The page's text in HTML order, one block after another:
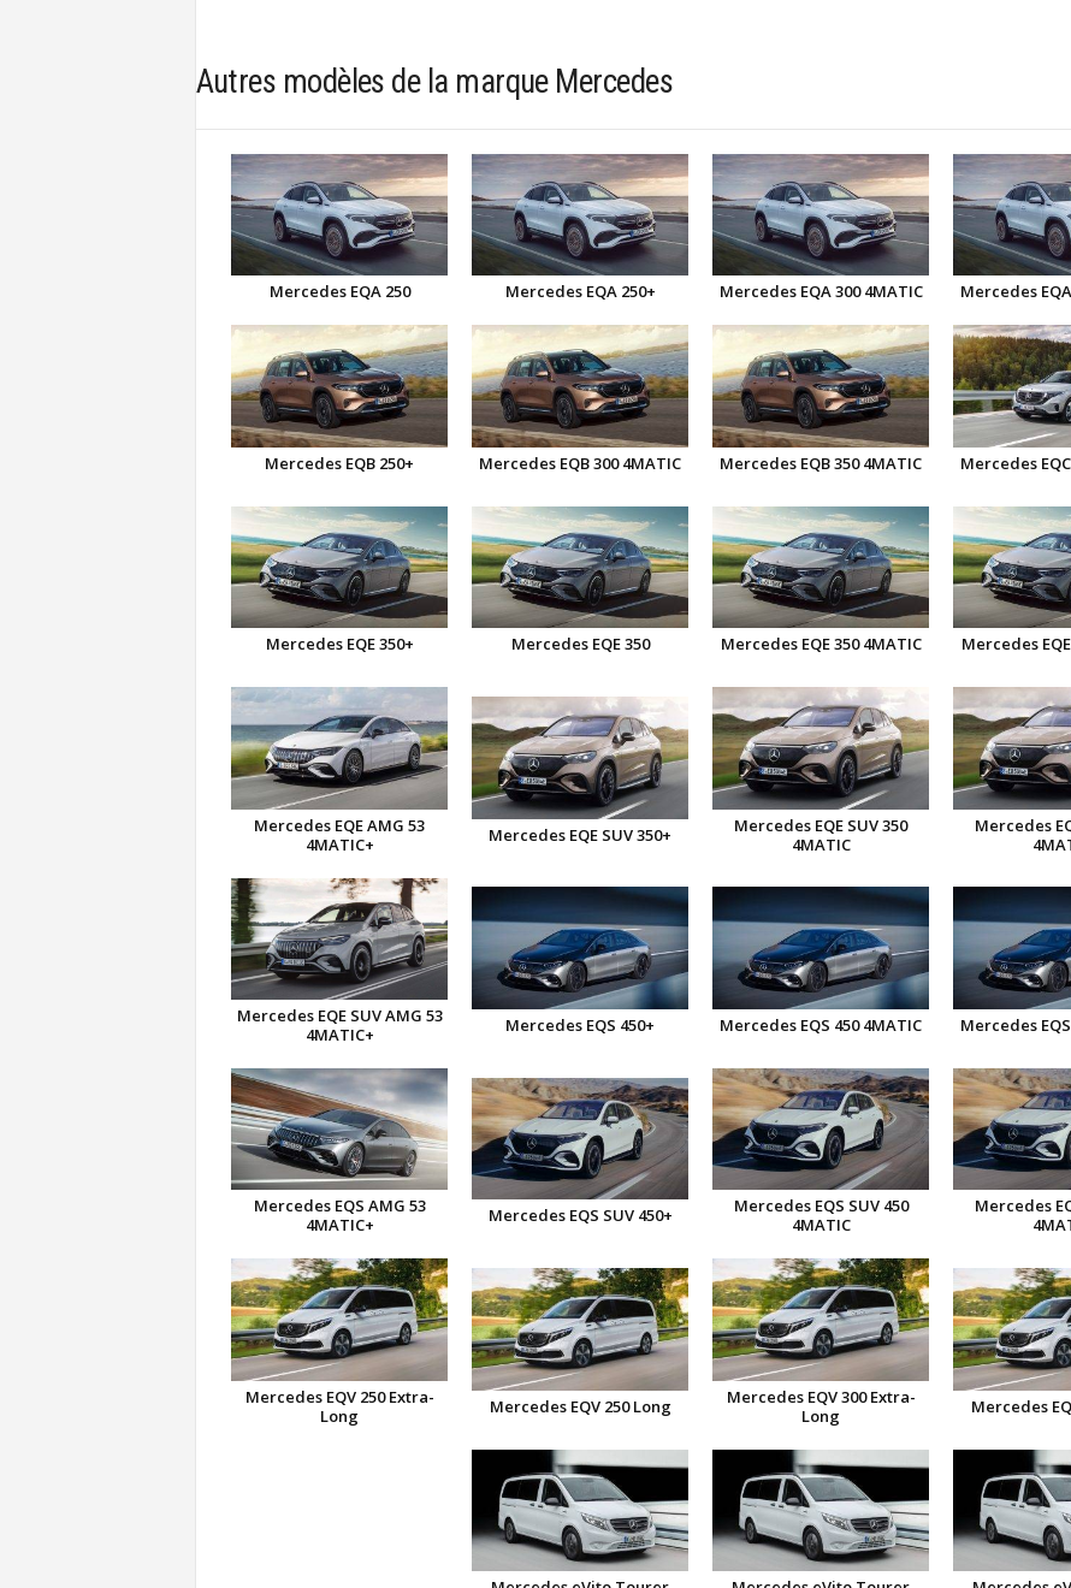
Autres modèles de la marque Mercedes
Mercedes EQA 250 Mercedes EQA 250+ Mercedes EQA 300 4MATIC Mercedes
Mercedes EQB 250+ Mercedes EQB 300 4MATIC Mercedes EQB 350 4MATIC Mercedes
Mercedes EQE 350+ Mercedes EQE 350 Mercedes EQE 350 4MATIC Mercedes
Mercedes EQE AMG 53
4MATIC+
Mercedes EQE SUV 350+
Mercedes EQE SUV 350
4MATIC
Mercedes
Mercedes EQE SUV AMG 53
4MATIC+
Mercedes EQS 450+ Mercedes EQS 450 4MATIC Mercedes
Mercedes EQS AMG 53
4MATIC+
Mercedes EQS SUV 450+
Mercedes EQS SUV 450
4MATIC
Mercedes
Mercedes EQV 250 Extra-
Long
Mercedes EQV 250 Long
Mercedes EQV 300 Extra-
Long
Mercedes